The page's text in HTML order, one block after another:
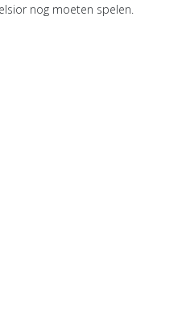
nog moeten spelen.